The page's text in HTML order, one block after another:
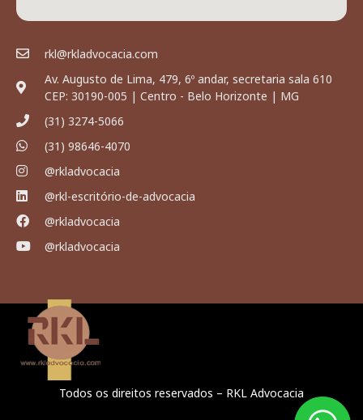
rkl@rkladvocacia.com
Av. Augusto de Lima, 479, 6º andar, secretaria sala 610
CEP: 30190-005 | Centro - Belo Horizonte | MG
(31) 3274-5066
(31) 98646-4070
@rkladvocacia
@rkl-escritório-de-advocacia
@rkladvocacia
@rkladvocacia
Todos os direitos reservados – RKL Advocacia